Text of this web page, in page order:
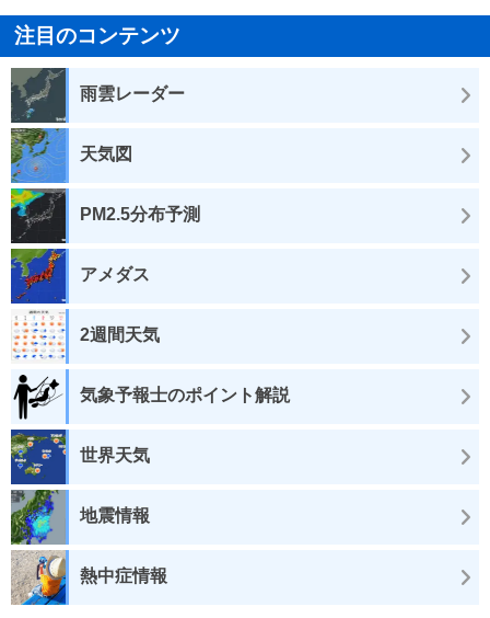
注目のコンテンツ
雨雲レーダー
天気図
PM2.5分布予測
アメダス
2週間天気
気象予報士のポイント解説
世界天気
地震情報
熱中症情報